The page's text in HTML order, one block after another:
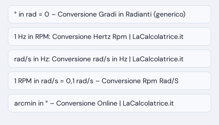
° in rad = 0 – Conversione Gradi in Radianti (generico)
1 Hz in RPM: Conversione Hertz Rpm | LaCalcolatrice.it
rad/s in Hz: Conversione rad/s in Hz | LaCalcolatrice.it
1 RPM in rad/s = 0,1 rad/s – Conversione Rpm Rad/S
arcmin in ° – Conversione Online | LaCalcolatrice.it